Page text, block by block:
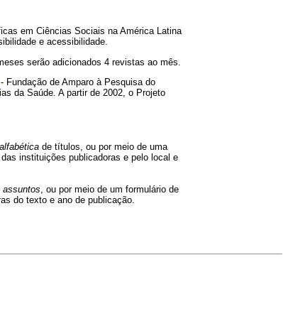
em Ciências Sociais na América Latina
e acessibilidade.
serão adicionados 4 revistas ao mês.
- Fundação de Amparo à Pesquisa do
da Saúde. A partir de 2002, o Projeto
de títulos, ou por meio de uma
instituições publicadoras e pelo local e
assuntos, ou por meio de um formulário de
do texto e ano de publicação.